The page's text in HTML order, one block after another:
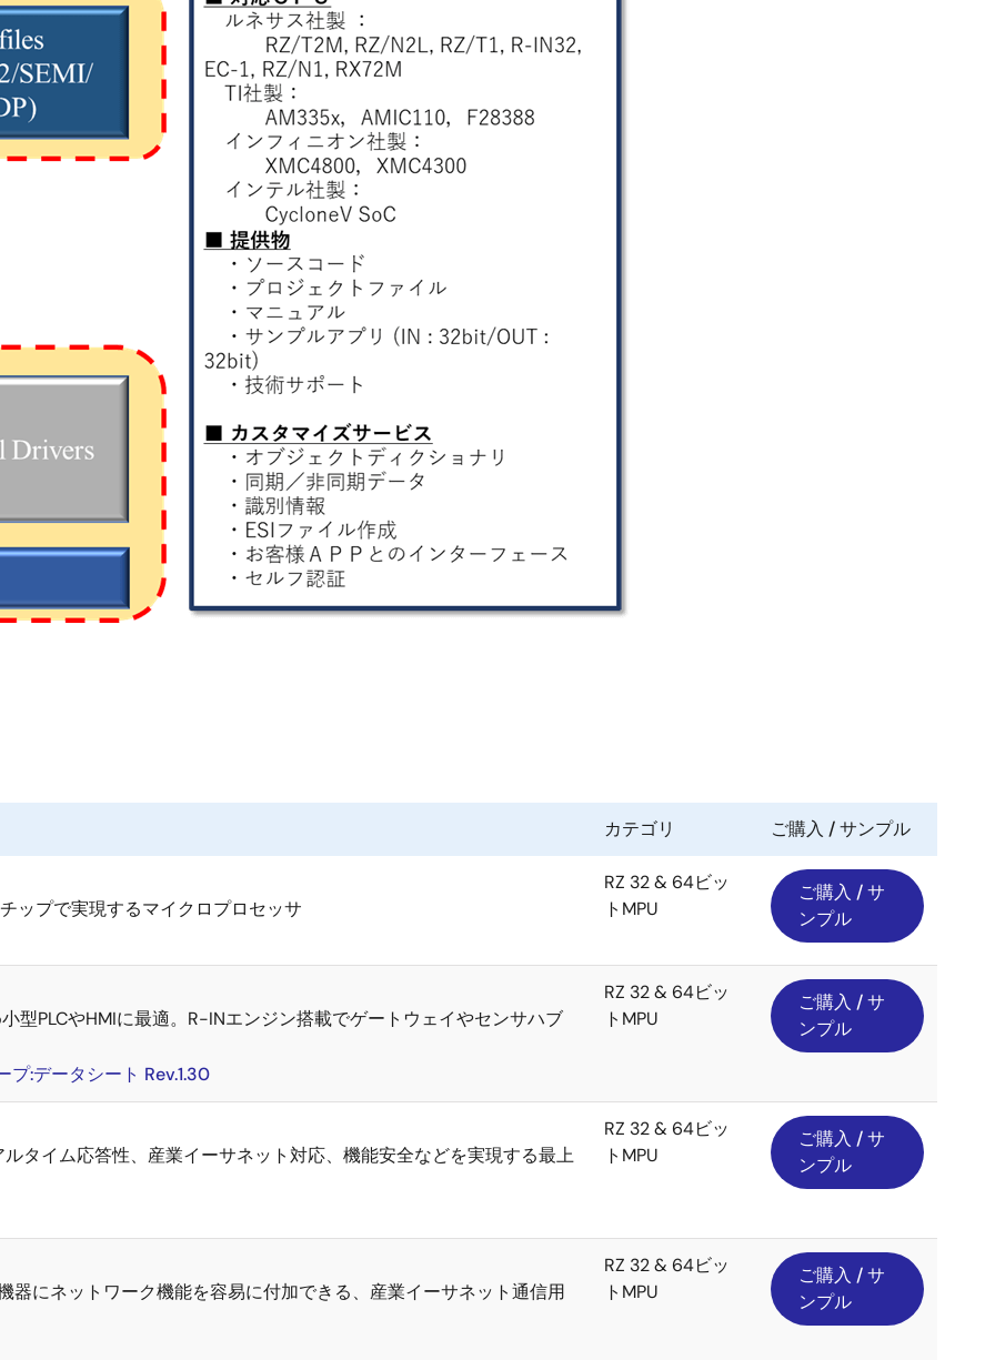
カテゴリ ご購入 / サンプル
ップで実現するマイクロプロセッサ
RZ 32 & 64ビッ
トMPU
ご購入 / サ
ンプル
型PLCやHMIに最適。R-INエンジン搭載でゲートウェイやセンサハブ
プ:データシート Rev.1.30
RZ 32 & 64ビッ
トMPU
ご購入 / サ
ンプル
タイム応答性、産業イーサネット対応、機能安全などを実現する最上
RZ 32 & 64ビッ
トMPU
ご購入 / サ
ンプル
器にネットワーク機能を容易に付加できる、産業イーサネット通信用
RZ 32 & 64ビッ
トMPU
ご購入 / サ
ンプル